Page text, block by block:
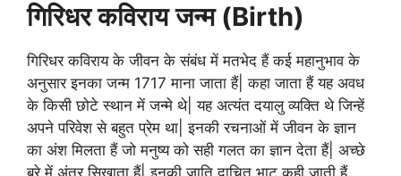
गिरिधर कविराय जन्म (Birth)
गिरिधर कविराय के जीवन के संबंध में मतभेद हैं कई महानुभाव के
अनुसार इनका जन्म 1717 माना जाता हैं| कहा जाता हैं यह अवध
के किसी छोटे स्थान में जन्मे थे| यह अत्यंत दयालु व्यक्ति थे जिन्हें
अपने परिवेश से बहुत प्रेम था| इनकी रचनाओं में जीवन के ज्ञान
का अंश मिलता हैं जो मनुष्य को सही गलत का ज्ञान देता हैं| अच्छे
बुरे में अंतर सिखाता हैं| इनकी जाति दाचित भाट कही जाती हैं,